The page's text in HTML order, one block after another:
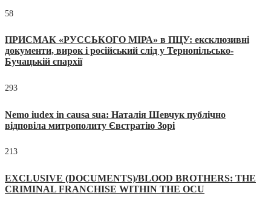
58
ПРИСМАК «РУССЬКОГО МІРА» в ПЦУ: ексклюзивні
документи, вирок і російський слід у Тернопільсько-
Бучацькій єпархії
293
Nemo iudex in causa sua: Наталія Шевчук публічно
відповіла митрополиту Євстратію Зорі
213
EXCLUSIVE (DOCUMENTS)/BLOOD BROTHERS: THE
CRIMINAL FRANCHISE WITHIN THE OCU